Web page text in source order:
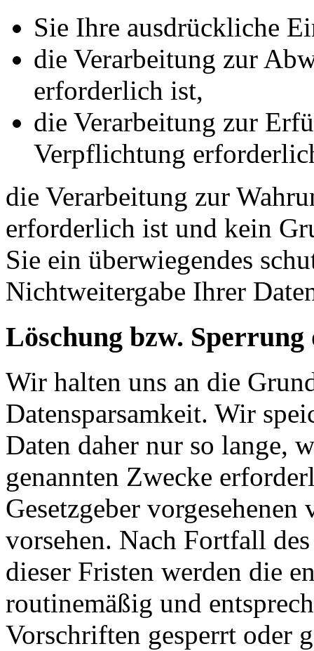
Sie Ihre ausdrückliche
die Verarbeitung zur
erforderlich ist,
die Verarbeitung zur
Verpflichtung
die Verarbeitung zur
erforderlich ist und kein
Sie ein überwiegendes
Nichtweitergabe Ihrer
Löschung bzw. Sperrung
Wir halten uns an die
Datensparsamkeit. Wir
Daten daher nur so lange,
genannten Zwecke
Gesetzgeber
vorsehen. Nach Fortfall
dieser Fristen werden die
routinemäßig und
Vorschriften gesperrt oder